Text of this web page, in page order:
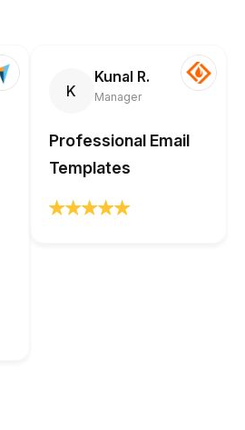
K
Kunal R.
Manager
Professional Email
Templates